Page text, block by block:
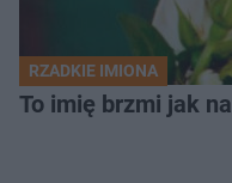
RZADKIE IMIONA
To imię brzmi jak